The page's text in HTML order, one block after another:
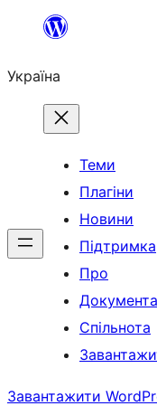
Перейти
вмісту
Україна
Теми
Плагіни
Новини
Підтримка
Про
Спільнота
Завантажити